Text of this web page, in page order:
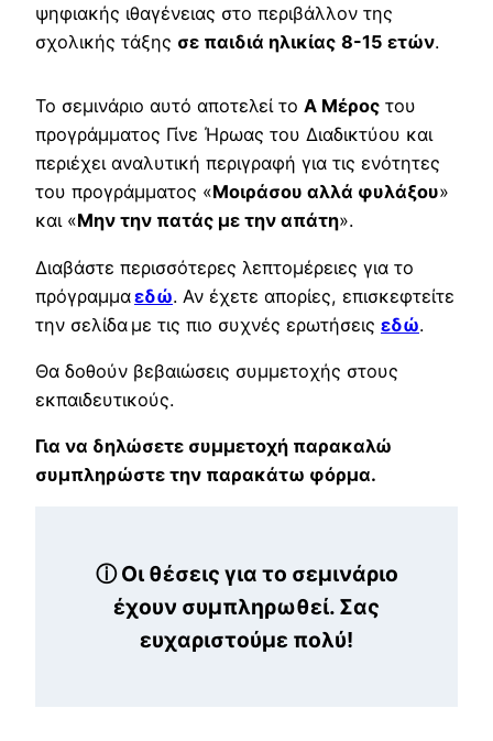
ψηφιακής ιθαγένειας στο περιβάλλον της
σχολικής τάξης σε παιδιά ηλικίας 8-15 ετών.
Το σεμινάριο αυτό αποτελεί το Α Μέρος του
προγράμματος Γίνε Ήρωας του Διαδικτύου και
περιέχει αναλυτική περιγραφή για τις ενότητες
του προγράμματος «Μοιράσου αλλά φυλάξου»
και «Μην την πατάς με την απάτη».
Διαβάστε περισσότερες λεπτομέρειες για το
πρόγραμμαεδώ. Αν έχετε απορίες, επισκεφτείτε
την σελίδα με τις πιο συχνές ερωτήσεις εδώ.
Θα δοθούν βεβαιώσεις συμμετοχής στους
εκπαιδευτικούς.
Για να δηλώσετε συμμετοχή παρακαλώ
συμπληρώστε την παρακάτω φόρμα.
ⓘ Οι θέσεις για το σεμινάριο
έχουν συμπληρωθεί. Σας
ευχαριστούμε πολύ!